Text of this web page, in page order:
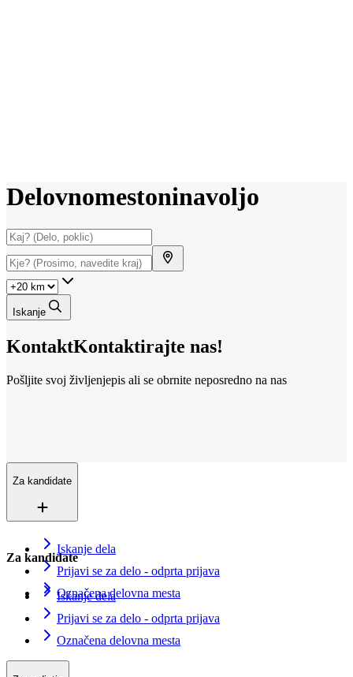
Delovnomestoninavoljo
Iskanje
KontaktKontaktirajte nas!
Pošljite svoj življenjepis ali se obrnite neposredno na nas
Za kandidate
Iskanje dela
Prijavi se za delo - odprta prijava
Označena delovna mesta
Za kandidate
Iskanje dela
Prijavi se za delo - odprta prijava
Označena delovna mesta